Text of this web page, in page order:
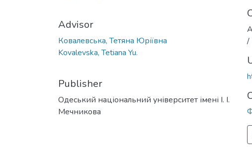
Advisor
Ковалевська, Тетяна Юріївна
Kovalevska, Tetiana Yu.
Publisher
Одеський національний університет імені І. І.
Мечникова
/